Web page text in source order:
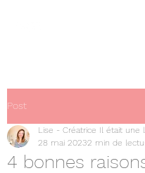
Post
4 bonnes
Lise - Créatrice Il était une
28 mai 20232 min de